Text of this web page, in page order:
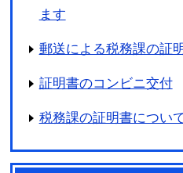
ます
郵送による税務課の証
証明書のコンビニ交付
税務課の証明書につい